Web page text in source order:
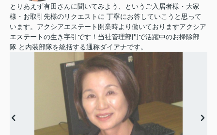
とりあえず有田さんに聞いてみよう、というご入居者様・大家
様・お取引先様のリクエストに 丁寧にお答していこうと思って
います。アクシアエステート開業時より働いておりますアクシア
エステートの生き字引です！当社管理部門で活躍中のお掃除部
隊 と内装部隊を統括する通称ダイアナです。